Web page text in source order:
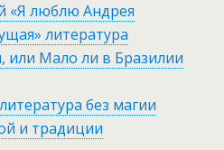
«Я люблю Андрея
литература
или Мало ли в Бразилии
без магии
и традиции